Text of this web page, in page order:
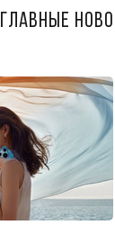
Главные